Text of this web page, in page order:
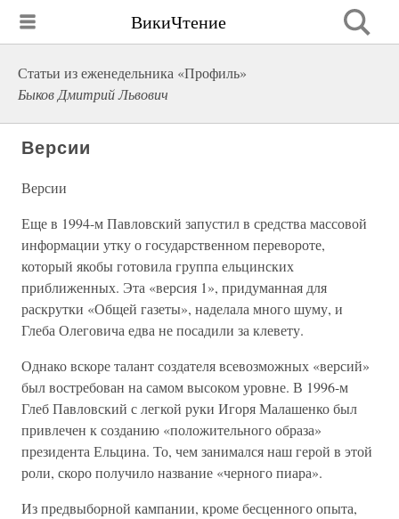
ВикиЧтение
Статьи из еженедельника «Профиль»
Быков Дмитрий Львович
Версии
Версии
Еще в 1994-м Павловский запустил в средства массовой
информации утку о государственном перевороте,
который якобы готовила группа ельцинских
приближенных. Эта «версия 1», придуманная для
раскрутки «Общей газеты», наделала много шуму, и
Глеба Олеговича едва не посадили за клевету.
Однако вскоре талант создателя всевозможных «версий»
был востребован на самом высоком уровне. В 1996-м
Глеб Павловский с легкой руки Игоря Малашенко был
привлечен к созданию «положительного образа»
президента Ельцина. То, чем занимался наш герой в этой
роли, скоро получило название «черного пиара».
Из предвыборной кампании, кроме бесценного опыта,